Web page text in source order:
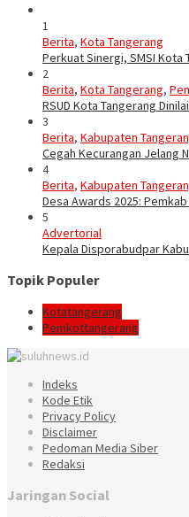
1
Berita, Kota Tangerang
Perkuat Sinergi, SMSI
2
Berita, Kota Tangerang,
RSUD Kota Tangerang
3
Berita, Kabupaten
Cegah Kecurangan Jelang
4
Berita, Kabupaten
Desa Awards 2025:
5
Advertorial
Kepala Disporabudpar
Topik Populer
Kotatangerang
Pemkottangerang
Indeks
Kode Etik
Privacy Policy
Disclaimer
Pedoman Media Siber
Redaksi
Jaringan Social